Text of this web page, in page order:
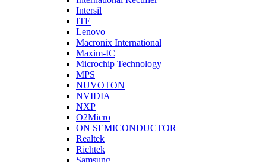
Intersil
ITE
Lenovo
Macronix International
Maxim-IC
Microchip Technology
MPS
NUVOTON
NVIDIA
NXP
O2Micro
ON SEMICONDUCTOR
Realtek
Richtek
Samsung